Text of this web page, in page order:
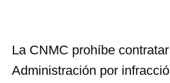
La CNMC prohíbe
Administración por